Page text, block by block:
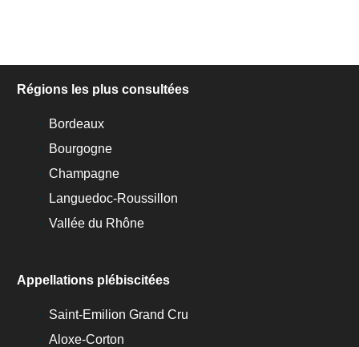
Régions les plus consultées
Bordeaux
Bourgogne
Champagne
Languedoc-Roussillon
Vallée du Rhône
Appellations plébiscitées
Saint-Emilion Grand Cru
Aloxe-Corton